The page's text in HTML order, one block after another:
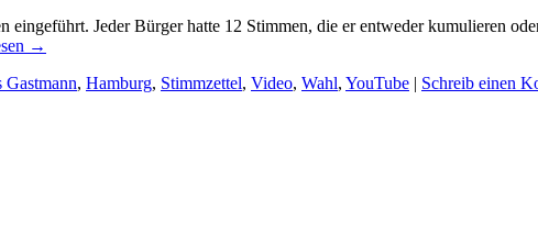
Jeder Bürger hatte 12 Stimmen, die er entweder kumulieren
→
Gastmann, Hamburg, Stimmzettel, Video, Wahl, YouTube | Schreib einen